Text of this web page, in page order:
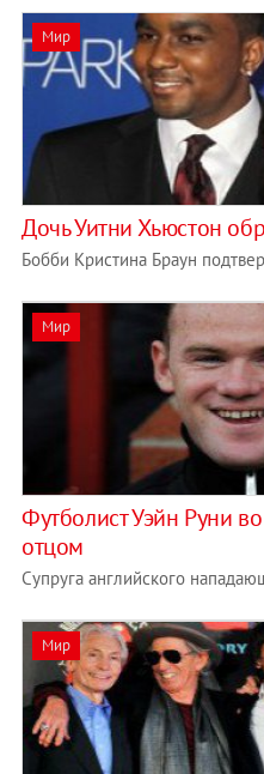
Мир
Дочь Уитни Хьюстон
Бобби Кристина Браун
Мир
Футболист Уэйн Руни
отцом
Супруга английского
Мир